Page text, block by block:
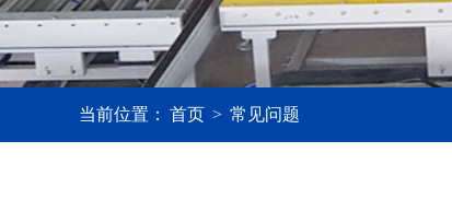
当前位置： 首页 > 常见问题